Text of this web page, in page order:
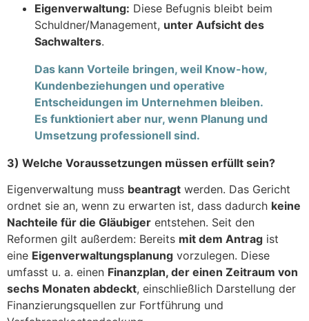
Eigenverwaltung: Diese Befugnis bleibt beim
Schuldner/Management, unter Aufsicht des
Sachwalters.
Das kann Vorteile bringen, weil Know-how,
Kundenbeziehungen und operative
Entscheidungen im Unternehmen bleiben.
Es funktioniert aber nur, wenn Planung und
Umsetzung professionell sind.
3) Welche Voraussetzungen müssen erfüllt sein?
Eigenverwaltung muss beantragt werden. Das Gericht
ordnet sie an, wenn zu erwarten ist, dass dadurch keine
Nachteile für die Gläubiger entstehen. Seit den
Reformen gilt außerdem: Bereits mit dem Antrag ist
eine Eigenverwaltungsplanung vorzulegen. Diese
umfasst u. a. einen Finanzplan, der einen Zeitraum von
sechs Monaten abdeckt, einschließlich Darstellung der
Finanzierungsquellen zur Fortführung und